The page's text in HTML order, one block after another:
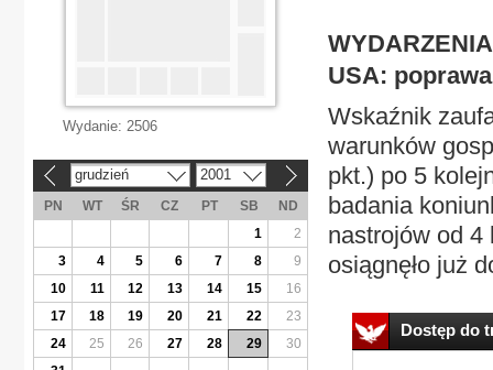
WYDARZENIA
USA:
Wskaźnik
warunków
pkt.) po 5
badania
nastrojów od 4
osiągnęło już
Dostęp do
Wydanie: 2506
grudzień 2001
PN WT ŚR CZ PT SB
ND
1
2
3
4 5 6 7 8
9
10
11 12 13 14 15
16
17
18 19 20 21 22
23
24
25 26 27 28 29
30